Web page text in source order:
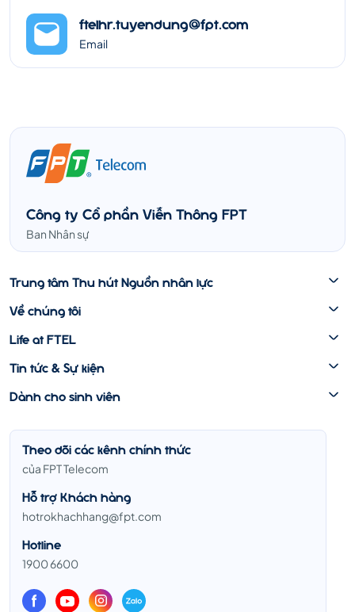
ftelhr.tuyendung@fpt.com
Email
Công ty Cổ phần Viễn Thông FPT
Ban Nhân sự
Trung tâm Thu hút Nguồn nhân lực
Về chúng tôi
Life at FTEL
Tin tức & Sự kiện
Dành cho sinh viên
Theo dõi các kênh chính thức
của FPT Telecom
Hỗ trợ Khách hàng
hotrokhachhang@fpt.com
Hotline
1900 6600